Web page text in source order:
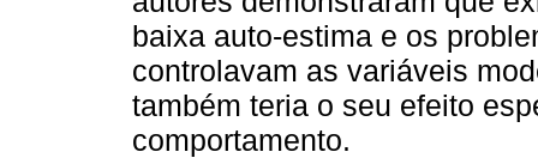
baixa auto-estima e os
controlavam as variáveis
também teria o seu efeito
comportamento.